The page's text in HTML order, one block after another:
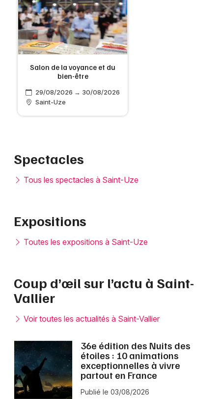
Salon de la voyance et du
bien-être
29/08/2026 → 30/08/2026
Saint-Uze
Spectacles
Tous les spectacles à Saint-Uze
Expositions
Toutes les expositions à Saint-Uze
Coup d’œil sur l’actu à Saint-
Vallier
Voir toutes les actualités à Saint-Vallier
36e édition des Nuits des
étoiles : 10 animations
exceptionnelles à vivre
partout en France
Publié le 03/08/2026